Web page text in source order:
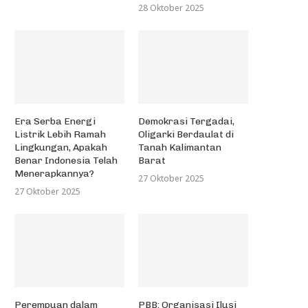
28 Oktober 2025
Era Serba Energi
Listrik Lebih Ramah
Lingkungan, Apakah
Benar Indonesia Telah
Menerapkannya?
27 Oktober 2025
Demokrasi Tergadai,
Oligarki Berdaulat di
Tanah Kalimantan
Barat
27 Oktober 2025
Perempuan dalam PBB: Organisasi Ilusi